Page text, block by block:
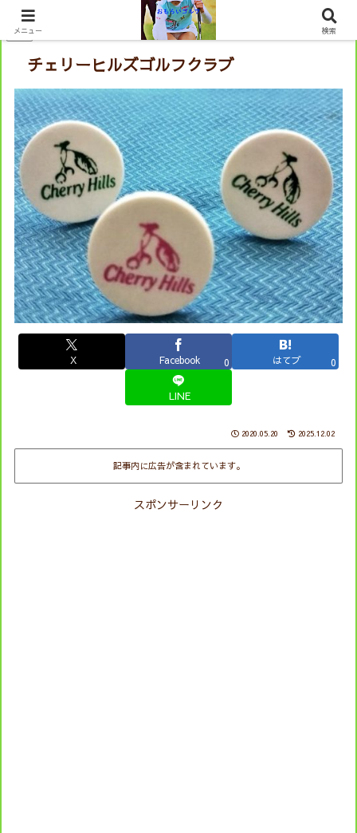
PR
チェリーヒルズゴルフクラブ
X Facebook 0 はてブ 0
LINE
2020.05.20 2025.12.02
記事内に広告が含まれています。
スポンサーリンク
メニュー 検索